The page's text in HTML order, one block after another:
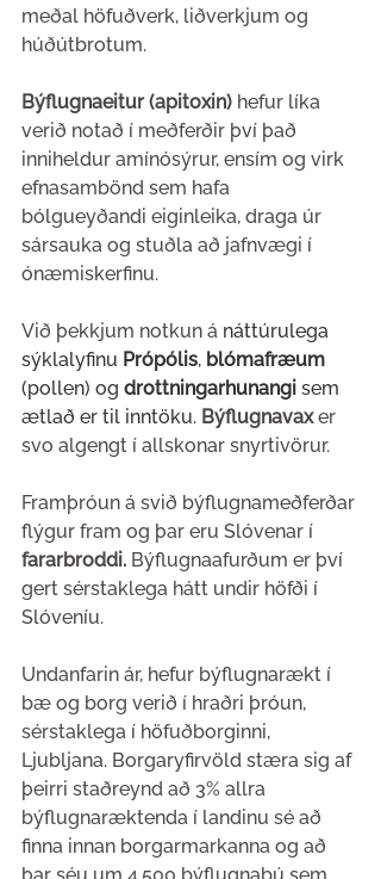
meðal höfuðverk, liðverkjum og
húðútbrotum.
Býflugnaeitur (apitoxin) hefur líka
verið notað í meðferðir því það
inniheldur amínósýrur, ensím og virk
efnasambönd sem hafa
bólgueyðandi eiginleika, draga úr
sársauka og stuðla að jafnvægi í
ónæmiskerfinu.
Við þekkjum notkun á náttúrulega
sýklalyfinu Própólis, blómafræum
(pollen) og drottningarhunangi sem
ætlað er til inntöku. Býflugnavax er
svo algengt í allskonar snyrtivörur.
Framþróun á svið býflugnameðferðar
flýgur fram og þar eru Slóvenar í
fararbroddi. Býflugnaafurðum er því
gert sérstaklega hátt undir höfði í
Slóveníu.
Undanfarin ár, hefur býflugnarækt í
bæ og borg verið í hraðri þróun,
sérstaklega í höfuðborginni,
Ljubljana. Borgaryfirvöld stæra sig af
þeirri staðreynd að 3% allra
býflugnaræktenda í landinu sé að
finna innan borgarmarkanna og að
þar séu um 4.500 býflugnabú sem